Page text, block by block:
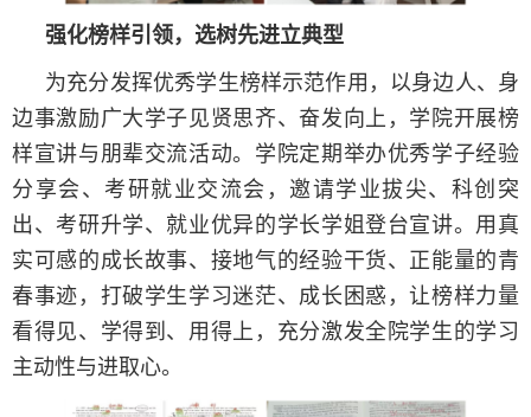
强化榜样引领，选树先进立典型
为充分发挥优秀学生榜样示范作用，以身边人、身
边事激励广大学子见贤思齐、奋发向上，学院开展榜
样宣讲与朋辈交流活动。学院定期举办优秀学子经验
分享会、考研就业交流会，邀请学业拔尖、科创突
出、考研升学、就业优异的学长学姐登台宣讲。用真
实可感的成长故事、接地气的经验干货、正能量的青
春事迹，打破学生学习迷茫、成长困惑，让榜样力量
看得见、学得到、用得上，充分激发全院学生的学习
主动性与进取心。